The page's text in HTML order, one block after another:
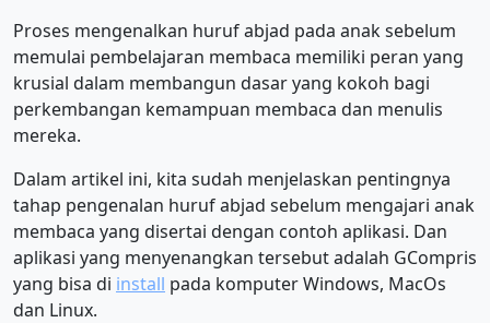
Proses mengenalkan huruf abjad pada anak sebelum
memulai pembelajaran membaca memiliki peran yang
krusial dalam membangun dasar yang kokoh bagi
perkembangan kemampuan membaca dan menulis
mereka.
Dalam artikel ini, kita sudah menjelaskan pentingnya
tahap pengenalan huruf abjad sebelum mengajari anak
membaca yang disertai dengan contoh aplikasi. Dan
aplikasi yang menyenangkan tersebut adalah GCompris
yang bisa di install pada komputer Windows, MacOs
dan Linux.